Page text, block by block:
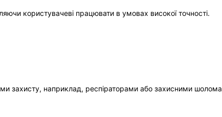
користувачеві працювати в умовах високої точності.
захисту, наприклад, респіраторами або захисними